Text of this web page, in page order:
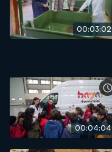
00:03:02
00:04:04